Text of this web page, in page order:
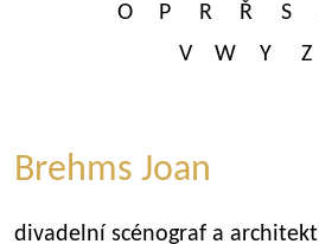
O
P R Ř S
V
W Y Z
Brehms Joan
divadelní scénograf a architekt